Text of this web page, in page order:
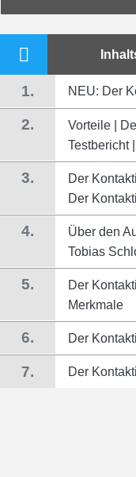
1. NEU: Der
2.
Vorteile |
Testbericht
3.
Der
Der
4.
Über den
Tobias
5.
Der
Merkmale
6. Der
7. Der